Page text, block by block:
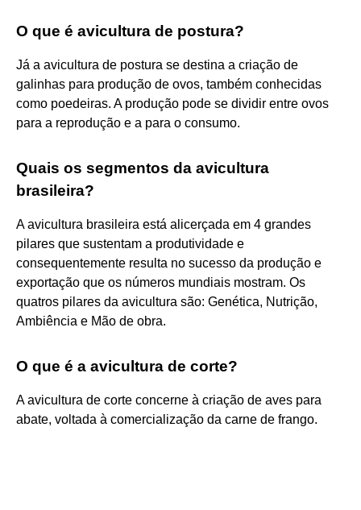
O que é avicultura de postura?
Já a avicultura de postura se destina a criação de
galinhas para produção de ovos, também conhecidas
como poedeiras. A produção pode se dividir entre ovos
para a reprodução e a para o consumo.
Quais os segmentos da avicultura
brasileira?
A avicultura brasileira está alicerçada em 4 grandes
pilares que sustentam a produtividade e
consequentemente resulta no sucesso da produção e
exportação que os números mundiais mostram. Os
quatros pilares da avicultura são: Genética, Nutrição,
Ambiência e Mão de obra.
O que é a avicultura de corte?
A avicultura de corte concerne à criação de aves para
abate, voltada à comercialização da carne de frango.